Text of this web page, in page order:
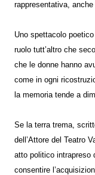
rappresentativa,
Uno spettacolo
ruolo tutt’altro che
che le donne hanno
come in ogni
la memoria tende a
Se la terra trema,
dell’Attore del Teatro
atto politico intrapreso
consentire